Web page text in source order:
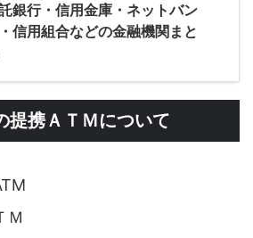
銀行・信用金庫・ネットバン
信用組合などの金融機関まと
提携ＡＴＭについて
Ｍ